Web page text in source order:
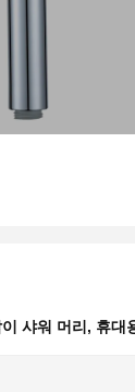
샤워 머리 , 휴대